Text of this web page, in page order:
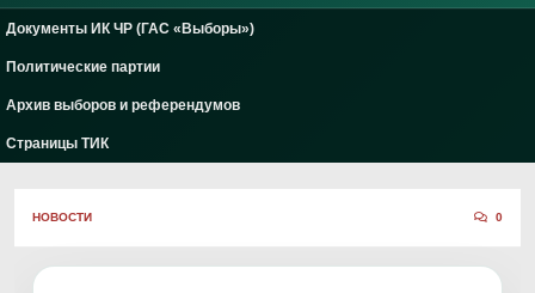
Документы ИК ЧР (ГАС «Выборы»)
Политические партии
Архив выборов и референдумов
Страницы ТИК
НОВОСТИ 0